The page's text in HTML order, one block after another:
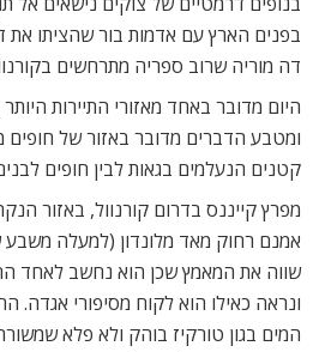
בפנים הארץ עם אדמות בור שהציתו את
דה מוריה שרוב ספריה מתרחשים
היום מדובר באחד מאזורי התיירות
ומטבע הדברים מדובר באזור של חופים
קטנים הנעלמים בגאות לבין חופים
מפרץ קייננס בדרום קורנוול, באזור
אמנם רחוק מאד מלונדון (למעלה
שווה את המאמץ שכן הוא נחשב לאחד
ונראה כאילו הוא לקוח מסיפורי אגדה.
המים בגון טורקיז בוהק ולא פלא